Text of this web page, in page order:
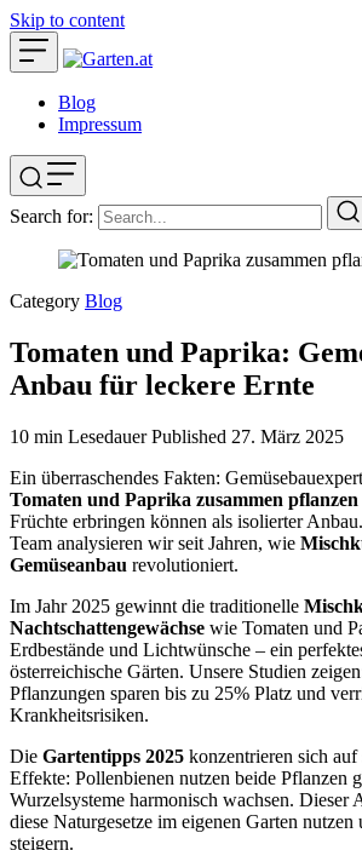
Skip to content
Blog
Impressum
Search for:
Category Blog
Tomaten und Paprika:
Anbau für leckere Ernte
10 min LesedauerPublished 27. März 2025
Ein überraschendes Fakten:
Tomaten und Paprika zusammen pflanzen
Früchte erbringen können als isolierter
Team analysieren wir seit Jahren, wie
Gemüseanbau revolutioniert.
Im Jahr 2025 gewinnt die traditionelle
Nachtschattengewächse wie Tomaten und
Erdbestände und Lichtwünsche – ein
österreichische Gärten. Unsere Studien
Pflanzungen sparen bis zu 25% Platz und
Krankheitsrisiken.
Die Gartentipps 2025 konzentrieren sich auf
Effekte: Pollenbienen nutzen beide Pflanzen
Wurzelsysteme harmonisch wachsen. Dieser
diese Naturgesetze im eigenen Garten nutzen
steigern.